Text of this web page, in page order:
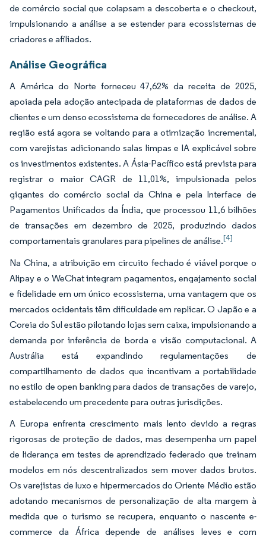
de comércio social que colapsam a descoberta e o checkout,
impulsionando a análise a se estender para ecossistemas de
criadores e afiliados.
Análise Geográfica
A América do Norte forneceu 47,62% da receita de 2025,
apoiada pela adoção antecipada de plataformas de dados de
clientes e um denso ecossistema de fornecedores de análise. A
região está agora se voltando para a otimização incremental,
com varejistas adicionando salas limpas e IA explicável sobre
os investimentos existentes. A Ásia-Pacífico está prevista para
registrar o maior CAGR de 11,01%, impulsionada pelos
gigantes do comércio social da China e pela Interface de
Pagamentos Unificados da Índia, que processou 11,6 bilhões
de transações em dezembro de 2025, produzindo dados
comportamentais granulares para pipelines de análise.[4]
Na China, a atribuição em circuito fechado é viável porque o
Alipay e o WeChat integram pagamentos, engajamento social
e fidelidade em um único ecossistema, uma vantagem que os
mercados ocidentais têm dificuldade em replicar. O Japão e a
Coreia do Sul estão pilotando lojas sem caixa, impulsionando a
demanda por inferência de borda e visão computacional. A
Austrália está expandindo regulamentações de
compartilhamento de dados que incentivam a portabilidade
no estilo de open banking para dados de transações de varejo,
estabelecendo um precedente para outras jurisdições.
A Europa enfrenta crescimento mais lento devido a regras
rigorosas de proteção de dados, mas desempenha um papel
de liderança em testes de aprendizado federado que treinam
modelos em nós descentralizados sem mover dados brutos.
Os varejistas de luxo e hipermercados do Oriente Médio estão
adotando mecanismos de personalização de alta margem à
medida que o turismo se recupera, enquanto o nascente e-
commerce da África depende de análises leves e com